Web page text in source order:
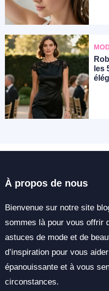
les
À propos de nous
Bienvenue sur notre site
sommes là pour vous offrir
astuces de mode et de
d’inspiration pour vous
épanouissante et à vous
circonstances.